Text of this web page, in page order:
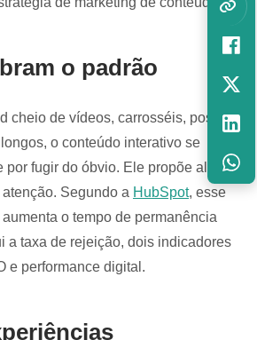
o padrão
cheio de vídeos, carrosséis, posts
o conteúdo interativo se
por fugir do óbvio. Ele propõe algo
Segundo a HubSpot, esse
o tempo de permanência
a taxa de rejeição, dois indicadores
e performance digital.